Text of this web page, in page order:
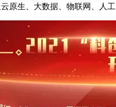
原生、大数据、物联网、人